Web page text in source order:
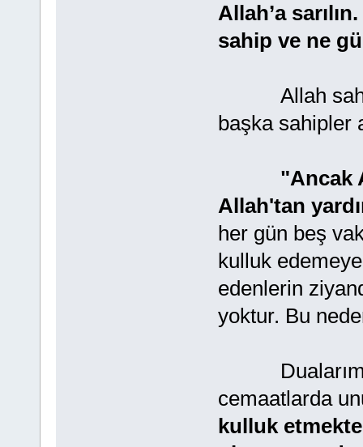
Allah’a
sahip ve ne
Allah
başka sahipler
"Ancak
Allah'tan
her gün beş
kulluk
edenlerin
yoktur. Bu
cemaatlarda
kulluk